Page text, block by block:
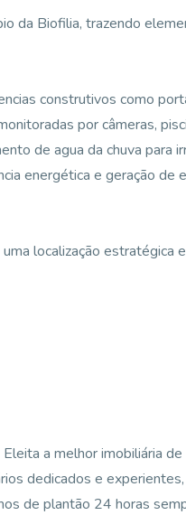
da Biofilia, trazendo
construtivos como
por câmeras,
de agua da chuva para
energética e geração
localização estratégica
a melhor imobiliária
dedicados e
de plantão 24 horas